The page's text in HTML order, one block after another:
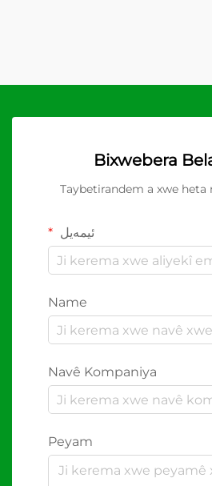
Bixwebera
Taybetirandem a xwe heta
ئیمەیل
Name
Navê Kompaniya
Peyam